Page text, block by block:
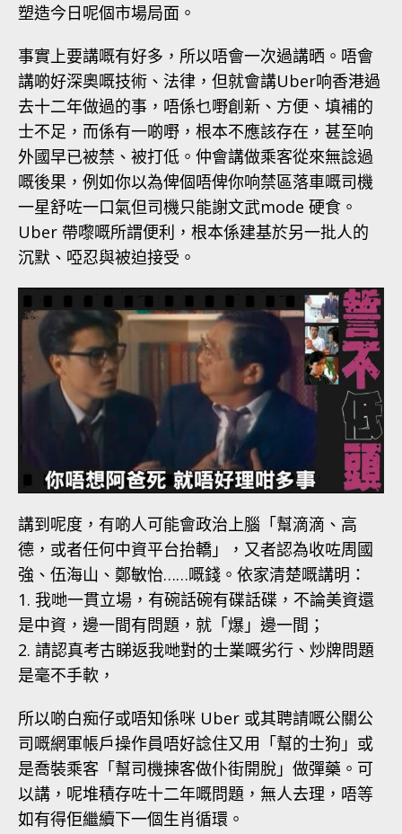
塑造今日呢個市場局面。
事實上要講嘅有好多，所以唔會一次過講晒。唔會
講啲好深奧嘅技術、法律，但就會講Uber响香港過
去十二年做過的事，唔係乜嘢創新、方便、填補的
士不足，而係有一啲嘢，根本不應該存在，甚至响
外國早已被禁、被打低。仲會講做乘客從來無諗過
嘅後果，例如你以為俾個唔俾你响禁區落車嘅司機
一星舒咗一口氣但司機只能謝文武mode 硬食。
Uber 帶嚟嘅所謂便利，根本係建基於另一批人的
沉默、啞忍與被迫接受。
講到呢度，有啲人可能會政治上腦「幫滴滴、高
德，或者任何中資平台抬轎」，又者認為收咗周國
強、伍海山、鄭敏怡……嘅錢。依家清楚嘅講明：
1. 我哋一貫立場，有碗話碗有碟話碟，不論美資還
是中資，邊一間有問題，就「爆」邊一間；
2. 請認真考古睇返我哋對的士業嘅劣行、炒牌問題
是毫不手軟，
所以啲白痴仔或唔知係咪 Uber 或其聘請嘅公關公
司嘅網軍帳戶操作員唔好諗住又用「幫的士狗」或
是喬裝乘客「幫司機揀客做仆街開脫」做彈藥。可
以講，呢堆積存咗十二年嘅問題，無人去理，唔等
如有得佢繼續下一個生肖循環。